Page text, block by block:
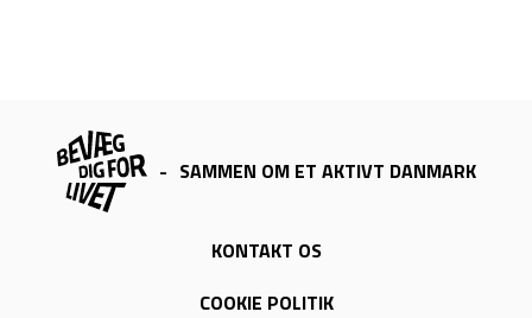
- SAMMEN OM ET AKTIVT DANMARK
KONTAKT OS
COOKIE POLITIK